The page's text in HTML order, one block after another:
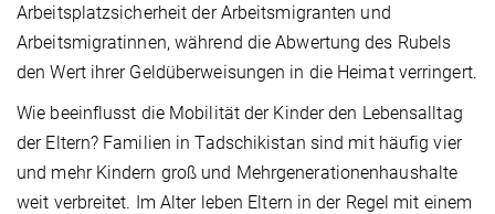
Arbeitsplatzsicherheit der Arbeitsmigranten und
Arbeitsmigratinnen, während die Abwertung des Rubels
den Wert ihrer Geldüberweisungen in die Heimat verringert.
Wie beeinflusst die Mobilität der Kinder den Lebensalltag
der Eltern? Familien in Tadschikistan sind mit häufig vier
und mehr Kindern groß und Mehrgenerationenhaushalte
weit verbreitet. Im Alter leben Eltern in der Regel mit einem